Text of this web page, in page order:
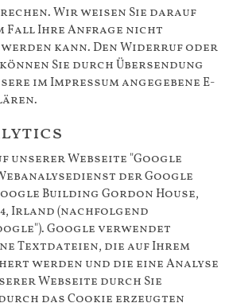
Wir weisen Sie darauf
Fall Ihre Anfrage nicht
kann. Den Widerruf oder
Sie durch Übersendung
im Impressum angegebene E-
unserer Webseite "Google
der Google
Building Gordon House,
Irland (nachfolgend
Google verwendet
Textdateien, die auf Ihrem
werden und die eine Analyse
Webseite durch Sie
das Cookie erzeugten